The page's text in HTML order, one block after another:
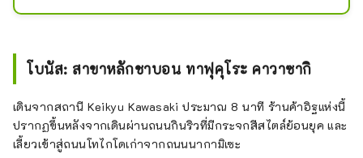
แหล่งกำเนิดของการทำฟาร์มสาหร่าย
สังเคราะห์ สารปรุงรส และปราศจากกลู
เตน เราใช้เครื่องปรุงรสที่คัดสรรมา
น้ำมันข้าวภายในประเทศ นอกจากแกง
สาหร่ายแล้วยังมีเมนูหลากหลายเช่น
aigake และแกง 3 ชนิด
โบนัส: สาขาหลักชาบอน ทาฟุคุโระ คาวาซากิ
เดินจากสถานี Keikyu Kawasaki ประมาณ 8 นาที ร้านค้าอิฐแห่งนี้
ปรากฏขึ้นหลังจากเดินผ่านถนนกินริวที่มีกระจกสีสไตล์ย้อนยุค และ
เลี้ยวเข้าสู่ถนนโทไกโดเก่าจากถนนนากามิเซะ